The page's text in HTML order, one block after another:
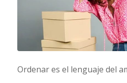
Ordenar es el lenguaje del